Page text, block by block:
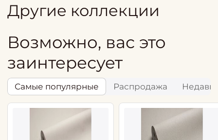
Другие коллекции
Возможно, вас это
заинтересует
Самые популярные Распродажа